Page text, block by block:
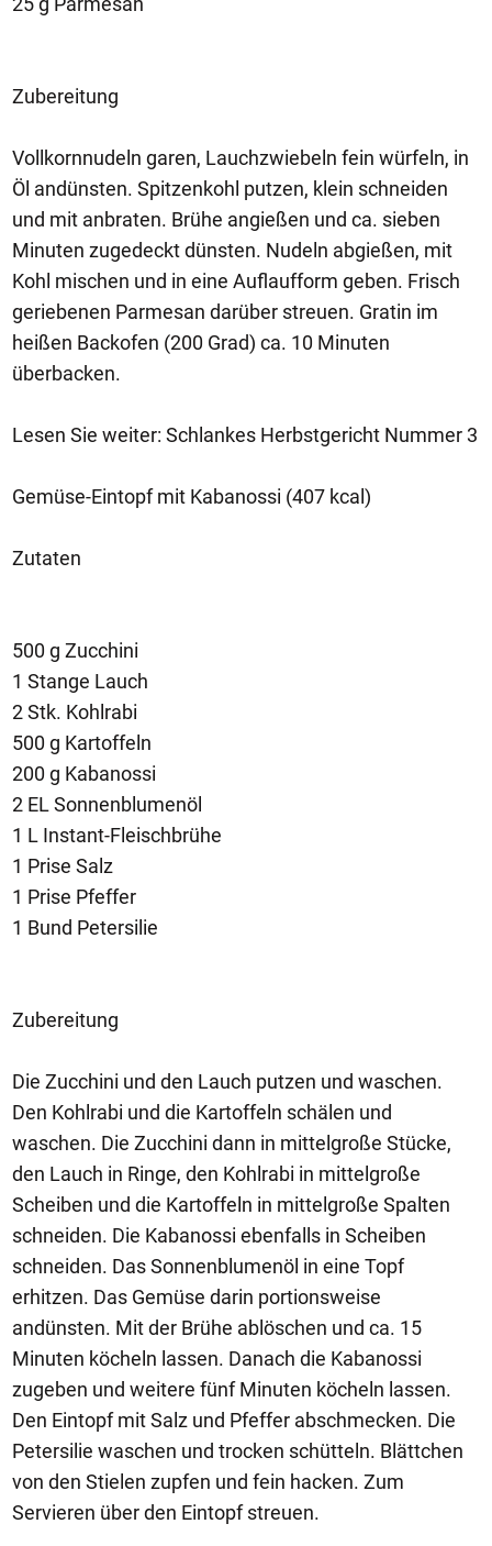
Zubereitung
Vollkornnudeln garen, Lauchzwiebeln fein würfeln, in
Öl andünsten. Spitzenkohl putzen, klein schneiden
und mit anbraten. Brühe angießen und ca. sieben
Minuten zugedeckt dünsten. Nudeln abgießen, mit
Kohl mischen und in eine Auflaufform geben. Frisch
geriebenen Parmesan darüber streuen. Gratin im
heißen Backofen (200 Grad) ca. 10 Minuten
überbacken.
Lesen Sie weiter: Schlankes Herbstgericht Nummer 3
Gemüse-Eintopf mit Kabanossi (407 kcal)
Zutaten
500 g Zucchini
1 Stange Lauch
2 Stk. Kohlrabi
500 g Kartoffeln
200 g Kabanossi
2 EL Sonnenblumenöl
1 L Instant-Fleischbrühe
1 Prise Salz
1 Prise Pfeffer
1 Bund Petersilie
Zubereitung
Die Zucchini und den Lauch putzen und waschen.
Den Kohlrabi und die Kartoffeln schälen und
waschen. Die Zucchini dann in mittelgroße Stücke,
den Lauch in Ringe, den Kohlrabi in mittelgroße
Scheiben und die Kartoffeln in mittelgroße Spalten
schneiden. Die Kabanossi ebenfalls in Scheiben
schneiden. Das Sonnenblumenöl in eine Topf
erhitzen. Das Gemüse darin portionsweise
andünsten. Mit der Brühe ablöschen und ca. 15
Minuten köcheln lassen. Danach die Kabanossi
zugeben und weitere fünf Minuten köcheln lassen.
Den Eintopf mit Salz und Pfeffer abschmecken. Die
Petersilie waschen und trocken schütteln. Blättchen
von den Stielen zupfen und fein hacken. Zum
Servieren über den Eintopf streuen.